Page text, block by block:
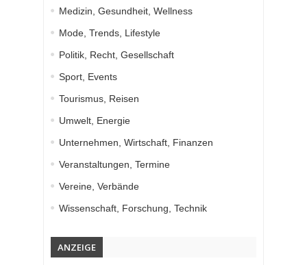
Medizin, Gesundheit, Wellness
Mode, Trends, Lifestyle
Politik, Recht, Gesellschaft
Sport, Events
Tourismus, Reisen
Umwelt, Energie
Unternehmen, Wirtschaft, Finanzen
Veranstaltungen, Termine
Vereine, Verbände
Wissenschaft, Forschung, Technik
ANZEIGE